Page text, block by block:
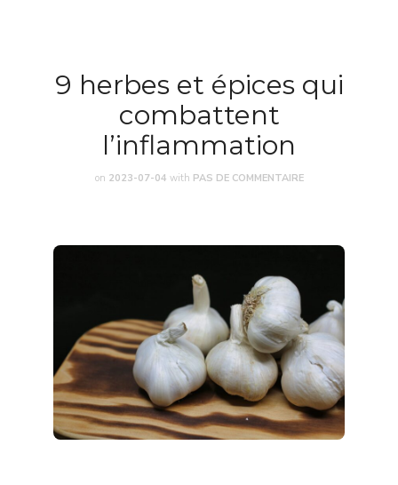
9 herbes et épices qui
combattent
l’inflammation
on 2023-07-04 with PAS DE COMMENTAIRE